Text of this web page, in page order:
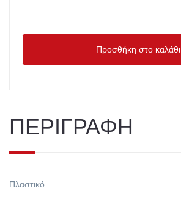
Προσθήκη στο καλάθι
ΠΕΡΙΓΡΑΦΗ
Πλαστικό